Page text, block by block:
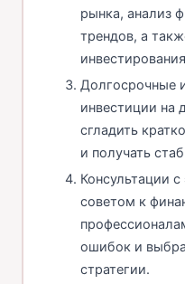
рынка, анализ
трендов, а
Долгосрочные
инвестиции на
сгладить
и получать
Консультации
советом к
ошибок и
стратегии.